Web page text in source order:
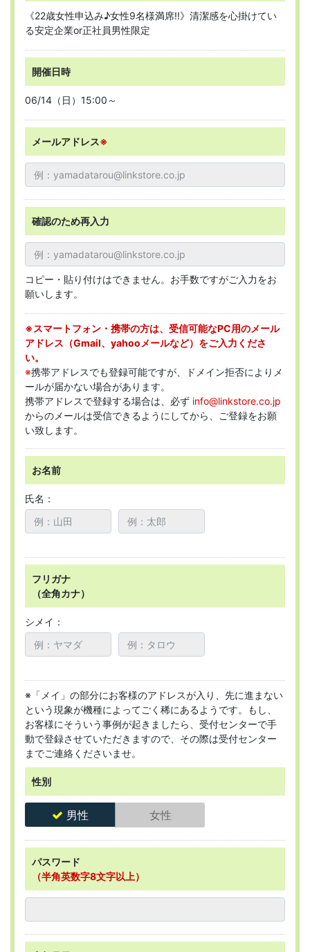
《22歳女性申込み♪女性9名様満席!!》清潔感を心掛けてい
る安定企業or正社員男性限定
開催日時
06/14（日）15:00～
メールアドレス※
確認のため再入力
コピー・貼り付けはできません。お手数ですがご入力をお
願いします。
※スマートフォン・携帯の方は、受信可能なPC用のメール
アドレス（Gmail、yahooメールなど）をご入力くださ
い。
※携帯アドレスでも登録可能ですが、ドメイン拒否によりメ
ールが届かない場合があります。
携帯アドレスで登録する場合は、必ず info@linkstore.co.jp
からのメールは受信できるようにしてから、ご登録をお願
い致します。
お名前
氏名：
フリガナ
（全角カナ）
シメイ：
※「メイ」の部分にお客様のアドレスが入り、先に進まない
という現象が機種によってごく稀にあるようです。もし、
お客様にそういう事例が起きましたら、受付センターで手
動で登録させていただきますので、その際は受付センター
までご連絡くださいませ。
性別
男性 女性
パスワード
（半角英数字8文字以上）